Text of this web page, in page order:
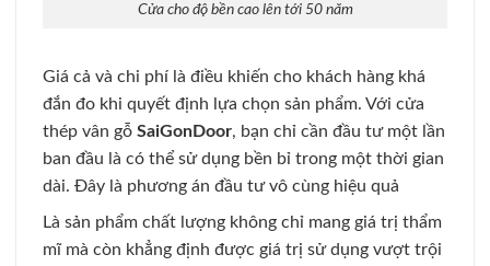
Cửa cho độ bền cao lên tới 50 năm
Giá cả và chi phí là điều khiến cho khách hàng khá
đắn đo khi quyết định lựa chọn sản phẩm. Với cửa
thép vân gỗ SaiGonDoor, bạn chỉ cần đầu tư một lần
ban đầu là có thể sử dụng bền bỉ trong một thời gian
dài. Đây là phương án đầu tư vô cùng hiệu quả
Là sản phẩm chất lượng không chỉ mang giá trị thẩm
mĩ mà còn khẳng định được giá trị sử dụng vượt trội